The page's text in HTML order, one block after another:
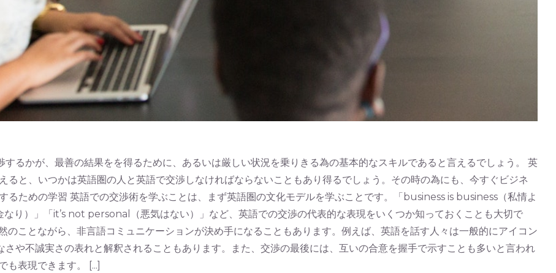
るかが、最善の結果をを得るために、あるいは厳しい状況を乗りきる為の基本的なスキルであると言えるでしょう。 英
と、いつかは英語圏の人と英語で交渉しなければならないこともあり得るでしょう。その時の為にも、今すぐビジネ
るための学習 英語での交渉術を学ぶことは、まず英語圏の文化モデルを学ぶことです。「business is business（私情よ
り）」「it’s not personal（悪気はない）」など、英語での交渉の代表的な表現をいくつか知っておくことも大切で
ことながら、非言語コミュニケーションが決め手になることもあります。例えば、英語を話す人々は一般的にアイコン
や不誠実さの表れと解釈されることもあります。また、交渉の最後には、互いの合意を握手で示すことも多いと言われ
も表現できます。 [...]